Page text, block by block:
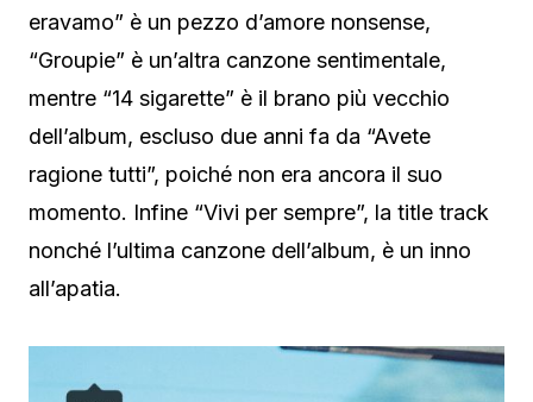
eravamo” è un pezzo d’amore nonsense,
“Groupie” è un’altra canzone sentimentale,
mentre “14 sigarette” è il brano più vecchio
dell’album, escluso due anni fa da “Avete
ragione tutti”, poiché non era ancora il suo
momento. Infine “Vivi per sempre”, la title track
nonché l’ultima canzone dell’album, è un inno
all’apatia.